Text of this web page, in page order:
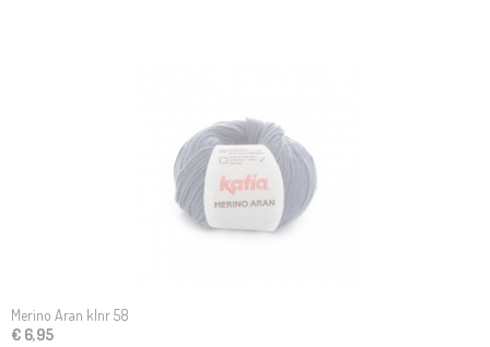
Merino Aran klnr 58
€ 6,95